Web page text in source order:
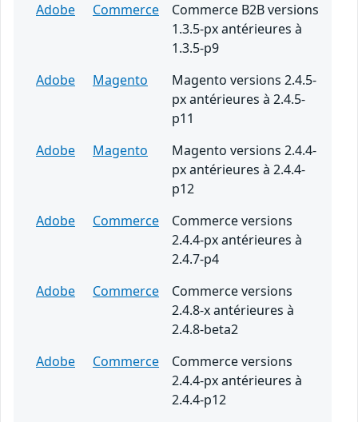
Adobe
Commerce
Commerce B2B versions
1.3.5-px antérieures à
1.3.5-p9
Adobe
Magento
Magento versions 2.4.5-
px antérieures à 2.4.5-
p11
Adobe
Magento
Magento versions 2.4.4-
px antérieures à 2.4.4-
p12
Adobe
Commerce
Commerce versions
2.4.4-px antérieures à
2.4.7-p4
Adobe
Commerce
Commerce versions
2.4.8-x antérieures à
2.4.8-beta2
Adobe
Commerce
Commerce versions
2.4.4-px antérieures à
2.4.4-p12